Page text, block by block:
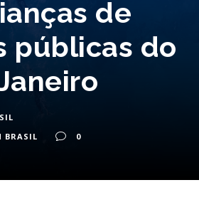
de
públicas do
BRASIL 0